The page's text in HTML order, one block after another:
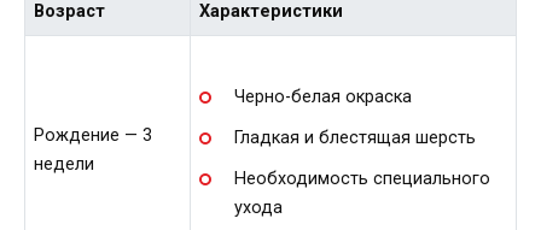
Возраст Характеристики
Рождение — 3
недели
Черно-белая окраска
Гладкая и блестящая шерсть
Необходимость специального
ухода